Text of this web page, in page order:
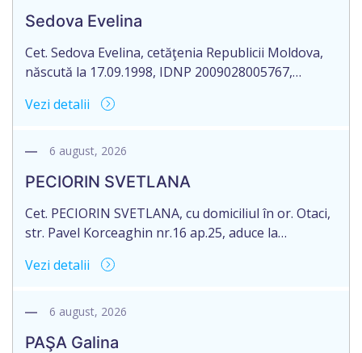
decedat la 27.08.2024.
Sedova Evelina
Cet. Sedova Evelina, cetăţenia Republicii Moldova,
născută la 17.09.1998, IDNP 2009028005767,
19, ap. 407, aduce la cunoștință pierderea
cu condiția viageră nr. 1-1660 din data de
Notar, la biroul notarial din or. Rezina, str. 27 […]
Vezi detalii
6 august, 2026
PECIORIN SVETLANA
Cet. PECIORIN SVETLANA, cu domiciliul în or. Otaci,
str. Pavel Korceaghin nr.16 ap.25, aduce la
Contract de schimb din data de 11.11.2025 nr. 1-362.
Vezi detalii
6 august, 2026
PAŞA Galina